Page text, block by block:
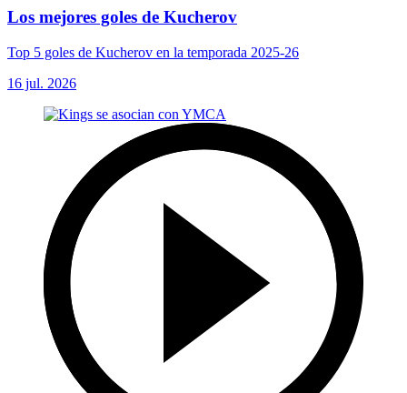
Los mejores goles de Kucherov
Top 5 goles de Kucherov en la temporada 2025-26
16 jul. 2026